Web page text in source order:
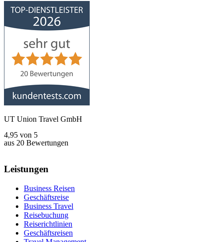
UT Union Travel GmbH
4,95 von 5
aus 20 Bewertungen
Leistungen
Business Reisen
Geschäftsreise
Business Travel
Reisebuchung
Reiserichtlinien
Geschäftsreisen